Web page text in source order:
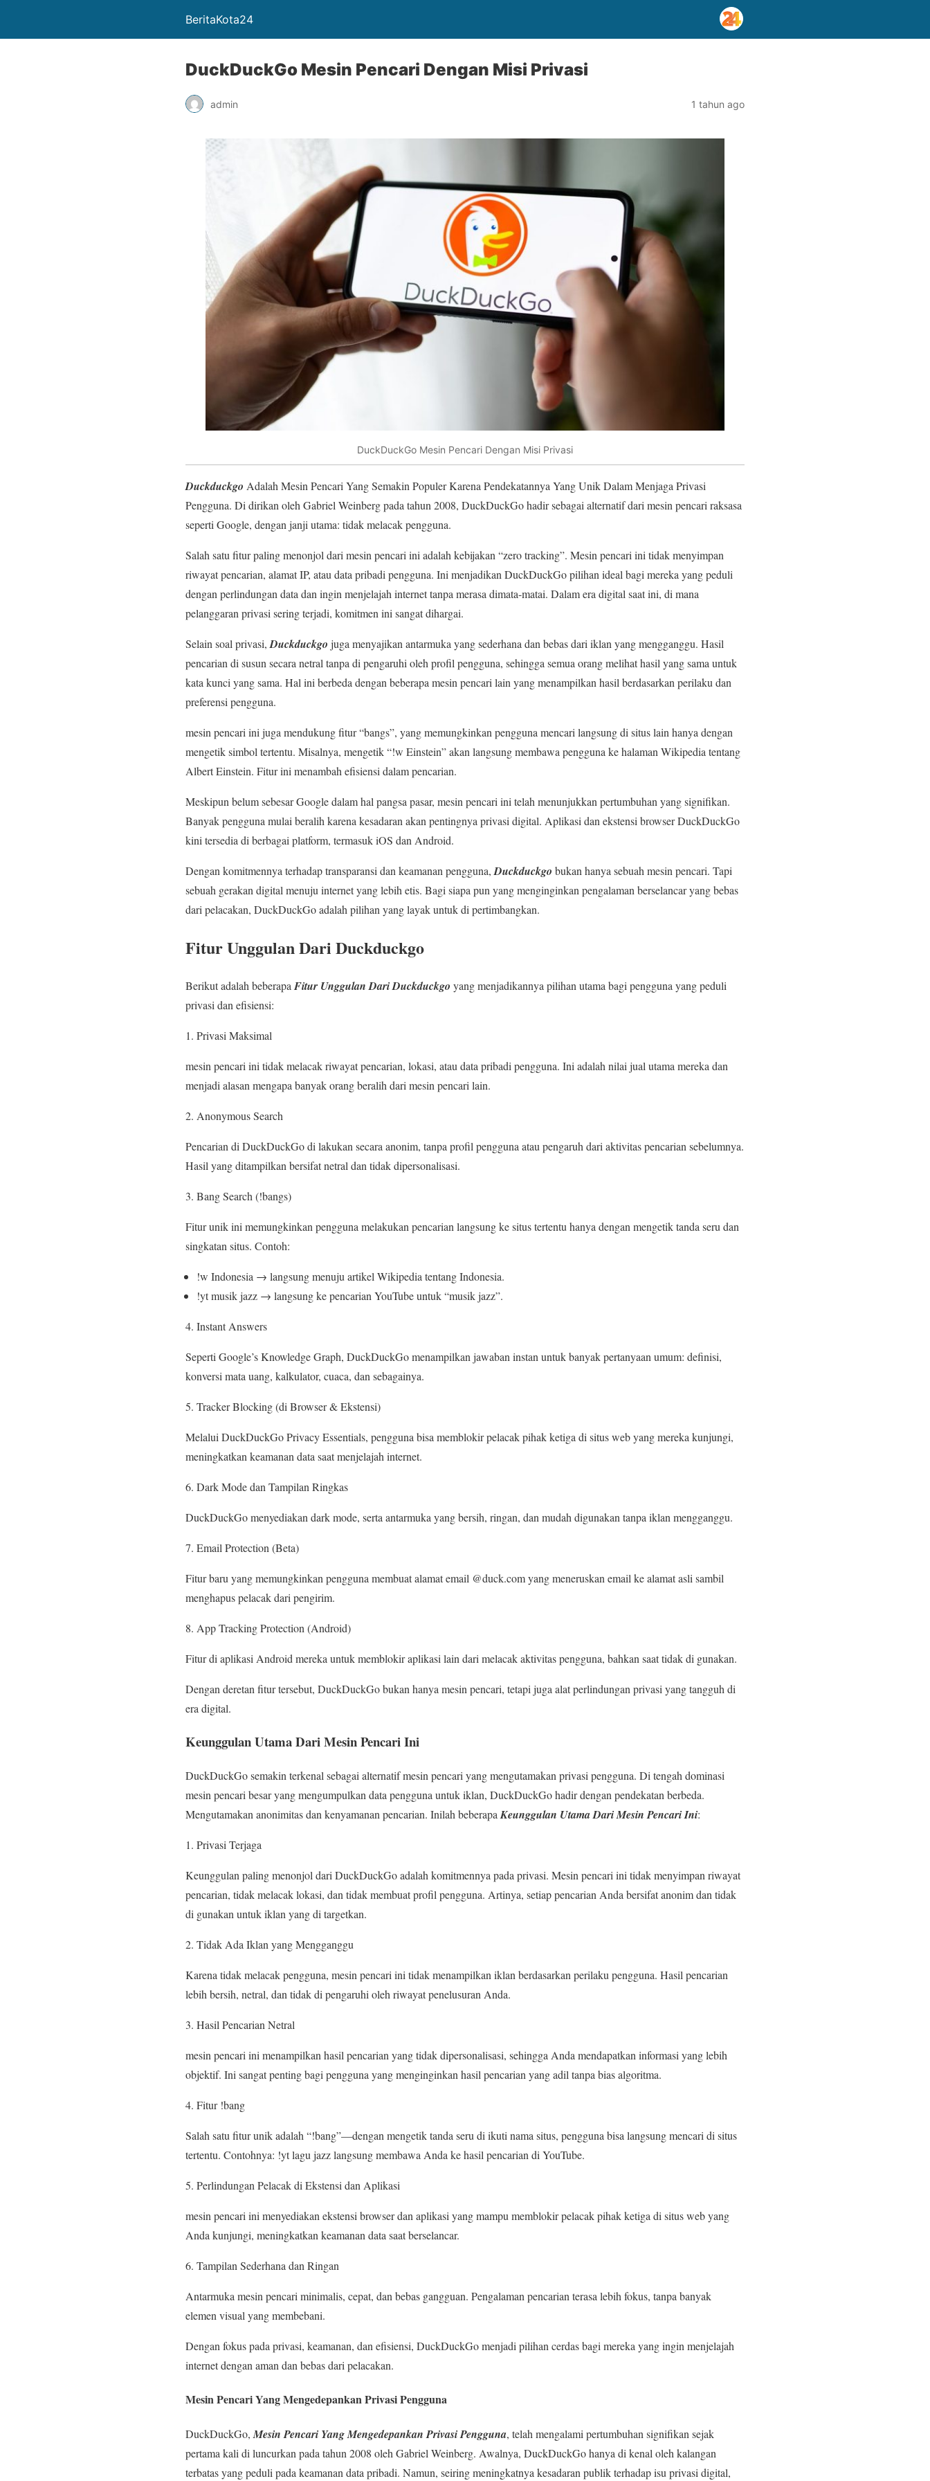
BeritaKota24
DuckDuckGo Mesin Pencari Dengan Misi Privasi
admin 1 tahun ago
DuckDuckGo Mesin Pencari Dengan Misi Privasi
Duckduckgo Adalah Mesin Pencari Yang Semakin Populer Karena Pendekatannya Yang Unik Dalam Menjaga Privasi
Pengguna. Di dirikan oleh Gabriel Weinberg pada tahun 2008, DuckDuckGo hadir sebagai alternatif dari mesin pencari raksasa
seperti Google, dengan janji utama: tidak melacak pengguna.
Salah satu fitur paling menonjol dari mesin pencari ini adalah kebijakan “zero tracking”. Mesin pencari ini tidak menyimpan
riwayat pencarian, alamat IP, atau data pribadi pengguna. Ini menjadikan DuckDuckGo pilihan ideal bagi mereka yang peduli
dengan perlindungan data dan ingin menjelajah internet tanpa merasa dimata-matai. Dalam era digital saat ini, di mana
pelanggaran privasi sering terjadi, komitmen ini sangat dihargai.
Selain soal privasi, Duckduckgo juga menyajikan antarmuka yang sederhana dan bebas dari iklan yang mengganggu. Hasil
pencarian di susun secara netral tanpa di pengaruhi oleh profil pengguna, sehingga semua orang melihat hasil yang sama untuk
kata kunci yang sama. Hal ini berbeda dengan beberapa mesin pencari lain yang menampilkan hasil berdasarkan perilaku dan
preferensi pengguna.
mesin pencari ini juga mendukung fitur “bangs”, yang memungkinkan pengguna mencari langsung di situs lain hanya dengan
mengetik simbol tertentu. Misalnya, mengetik “!w Einstein” akan langsung membawa pengguna ke halaman Wikipedia tentang
Albert Einstein. Fitur ini menambah efisiensi dalam pencarian.
Meskipun belum sebesar Google dalam hal pangsa pasar, mesin pencari ini telah menunjukkan pertumbuhan yang signifikan.
Banyak pengguna mulai beralih karena kesadaran akan pentingnya privasi digital. Aplikasi dan ekstensi browser DuckDuckGo
kini tersedia di berbagai platform, termasuk iOS dan Android.
Dengan komitmennya terhadap transparansi dan keamanan pengguna, Duckduckgo bukan hanya sebuah mesin pencari. Tapi
sebuah gerakan digital menuju internet yang lebih etis. Bagi siapa pun yang menginginkan pengalaman berselancar yang bebas
dari pelacakan, DuckDuckGo adalah pilihan yang layak untuk di pertimbangkan.
Fitur Unggulan Dari Duckduckgo
Berikut adalah beberapa Fitur Unggulan Dari Duckduckgo yang menjadikannya pilihan utama bagi pengguna yang peduli
privasi dan efisiensi:
Privasi Maksimal
mesin pencari ini tidak melacak riwayat pencarian, lokasi, atau data pribadi pengguna. Ini adalah nilai jual utama mereka dan
menjadi alasan mengapa banyak orang beralih dari mesin pencari lain.
Anonymous Search
Pencarian di DuckDuckGo di lakukan secara anonim, tanpa profil pengguna atau pengaruh dari aktivitas pencarian sebelumnya.
Hasil yang ditampilkan bersifat netral dan tidak dipersonalisasi.
Bang Search (!bangs)
Fitur unik ini memungkinkan pengguna melakukan pencarian langsung ke situs tertentu hanya dengan mengetik tanda seru dan
singkatan situs. Contoh:
!w Indonesia → langsung menuju artikel Wikipedia tentang Indonesia.
!yt musik jazz → langsung ke pencarian YouTube untuk “musik jazz”.
Instant Answers
Seperti Google’s Knowledge Graph, DuckDuckGo menampilkan jawaban instan untuk banyak pertanyaan umum: definisi,
konversi mata uang, kalkulator, cuaca, dan sebagainya.
Tracker Blocking (di Browser & Ekstensi)
Melalui DuckDuckGo Privacy Essentials, pengguna bisa memblokir pelacak pihak ketiga di situs web yang mereka kunjungi,
meningkatkan keamanan data saat menjelajah internet.
Dark Mode dan Tampilan Ringkas
DuckDuckGo menyediakan dark mode, serta antarmuka yang bersih, ringan, dan mudah digunakan tanpa iklan mengganggu.
Email Protection (Beta)
Fitur baru yang memungkinkan pengguna membuat alamat email @duck.com yang meneruskan email ke alamat asli sambil
menghapus pelacak dari pengirim.
App Tracking Protection (Android)
Fitur di aplikasi Android mereka untuk memblokir aplikasi lain dari melacak aktivitas pengguna, bahkan saat tidak di gunakan.
Dengan deretan fitur tersebut, DuckDuckGo bukan hanya mesin pencari, tetapi juga alat perlindungan privasi yang tangguh di
era digital.
Keunggulan Utama Dari Mesin Pencari Ini
DuckDuckGo semakin terkenal sebagai alternatif mesin pencari yang mengutamakan privasi pengguna. Di tengah dominasi
mesin pencari besar yang mengumpulkan data pengguna untuk iklan, DuckDuckGo hadir dengan pendekatan berbeda.
Mengutamakan anonimitas dan kenyamanan pencarian. Inilah beberapa Keunggulan Utama Dari Mesin Pencari Ini:
Privasi Terjaga
Keunggulan paling menonjol dari DuckDuckGo adalah komitmennya pada privasi. Mesin pencari ini tidak menyimpan riwayat
pencarian, tidak melacak lokasi, dan tidak membuat profil pengguna. Artinya, setiap pencarian Anda bersifat anonim dan tidak
di gunakan untuk iklan yang di targetkan.
Tidak Ada Iklan yang Mengganggu
Karena tidak melacak pengguna, mesin pencari ini tidak menampilkan iklan berdasarkan perilaku pengguna. Hasil pencarian
lebih bersih, netral, dan tidak di pengaruhi oleh riwayat penelusuran Anda.
Hasil Pencarian Netral
mesin pencari ini menampilkan hasil pencarian yang tidak dipersonalisasi, sehingga Anda mendapatkan informasi yang lebih
objektif. Ini sangat penting bagi pengguna yang menginginkan hasil pencarian yang adil tanpa bias algoritma.
Fitur !bang
Salah satu fitur unik adalah “!bang”—dengan mengetik tanda seru di ikuti nama situs, pengguna bisa langsung mencari di situs
tertentu. Contohnya: !yt lagu jazz langsung membawa Anda ke hasil pencarian di YouTube.
Perlindungan Pelacak di Ekstensi dan Aplikasi
mesin pencari ini menyediakan ekstensi browser dan aplikasi yang mampu memblokir pelacak pihak ketiga di situs web yang
Anda kunjungi, meningkatkan keamanan data saat berselancar.
Tampilan Sederhana dan Ringan
Antarmuka mesin pencari minimalis, cepat, dan bebas gangguan. Pengalaman pencarian terasa lebih fokus, tanpa banyak
elemen visual yang membebani.
Dengan fokus pada privasi, keamanan, dan efisiensi, DuckDuckGo menjadi pilihan cerdas bagi mereka yang ingin menjelajah
internet dengan aman dan bebas dari pelacakan.
Mesin Pencari Yang Mengedepankan Privasi Pengguna
DuckDuckGo, Mesin Pencari Yang Mengedepankan Privasi Pengguna, telah mengalami pertumbuhan signifikan sejak
pertama kali di luncurkan pada tahun 2008 oleh Gabriel Weinberg. Awalnya, DuckDuckGo hanya di kenal oleh kalangan
terbatas yang peduli pada keamanan data pribadi. Namun, seiring meningkatnya kesadaran publik terhadap isu privasi digital,